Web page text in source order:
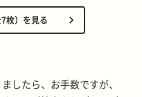
枚）を見る
したら、お手数ですが、